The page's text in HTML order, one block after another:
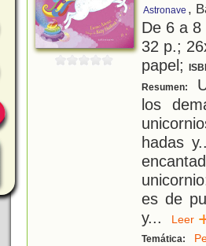
Astronave ,
De 6 a
32 p.;
papel;
Resumen:
los
hadas
es de
y...
Temática: